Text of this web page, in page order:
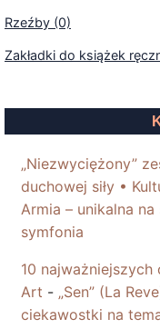
Rzeźby (0)
Zakładki do książek
„Niezwyciężony”
duchowej siły •
Armia – unikalna
symfonia
10 najważniejszych
Art - „Sen” (La
ciekawostki na